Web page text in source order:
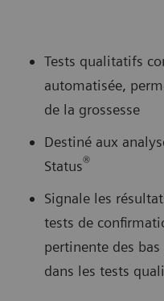
Tests qualitatifs
automatisée,
de la grossesse
Destiné aux
Status®
Signale les
tests de
pertinente des bas
dans les tests